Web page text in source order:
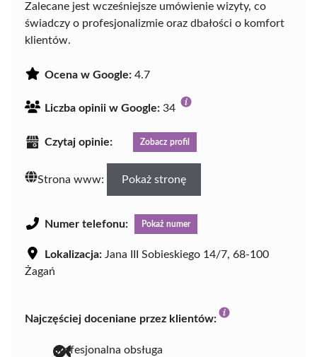
Zalecane jest wcześniejsze umówienie wizyty, co
świadczy o profesjonalizmie oraz dbałości o komfort
klientów.
Ocena w Google: 4.7
Liczba opinii w Google: 34
Czytaj opinie: Zobacz profil
Strona www: Pokaż stronę
Numer telefonu: Pokaż numer
Lokalizacja: Jana III Sobieskiego 14/7, 68-100
Żagań
Najczęściej doceniane przez klientów:
profesjonalna obsługa